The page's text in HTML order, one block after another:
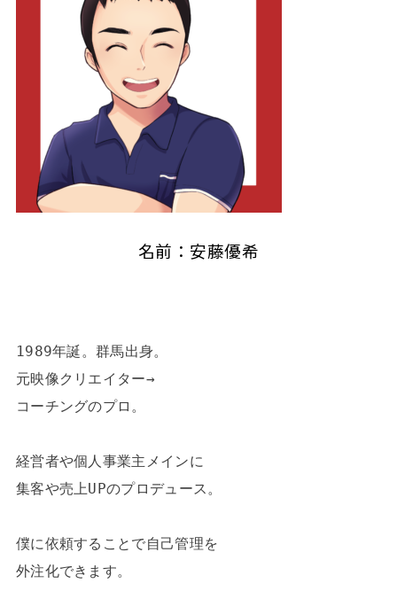
名前：安藤優希
1989年誕。群馬出身。
元映像クリエイター→
コーチングのプロ。
経営者や個人事業主メインに
集客や売上UPのプロデュース。
僕に依頼することで自己管理を
外注化できます。